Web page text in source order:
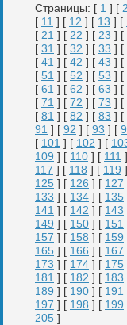
Страницы: [ 1 ] [ 2
[ 11 ] [ 12 ] [ 13 ] [
[ 21 ] [ 22 ] [ 23 ] [
[ 31 ] [ 32 ] [ 33 ] [
[ 41 ] [ 42 ] [ 43 ] [
[ 51 ] [ 52 ] [ 53 ] [
[ 61 ] [ 62 ] [ 63 ] [
[ 71 ] [ 72 ] [ 73 ] [
[ 81 ] [ 82 ] [ 83 ] [
91 ] [ 92 ] [ 93 ] [
[ 101 ] [ 102 ] [
109 ] [ 110 ] [ 111
117 ] [ 118 ] [ 119
125 ] [ 126 ] [ 127
133 ] [ 134 ] [ 135
141 ] [ 142 ] [ 143
149 ] [ 150 ] [ 151
157 ] [ 158 ] [ 159
165 ] [ 166 ] [ 167
173 ] [ 174 ] [ 175
181 ] [ 182 ] [ 183
189 ] [ 190 ] [ 191
197 ] [ 198 ] [ 199
205 ]